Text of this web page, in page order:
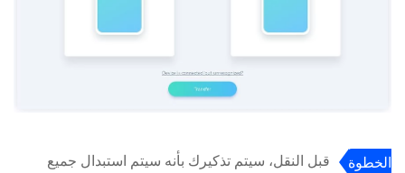
الخطوة
قبل النقل، سيتم تذكيرك بأنه سيتم استبدال جميع